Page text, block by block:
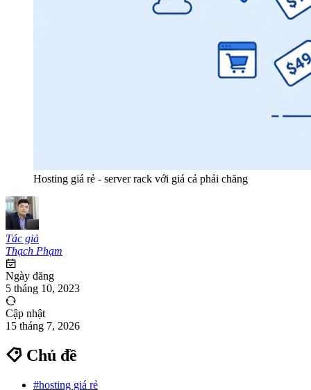
Hosting giá rẻ - server rack với giá cả phải chăng
Tác giả
Thạch Phạm
Ngày đăng
5 tháng 10, 2023
Cập nhật
15 tháng 7, 2026
Chủ đề
#hosting giá rẻ